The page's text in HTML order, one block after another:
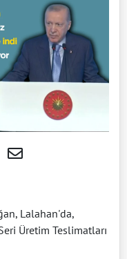
Lalahan'da,
Üretim Teslimatları